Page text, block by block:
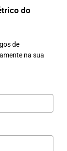
do
de
na sua